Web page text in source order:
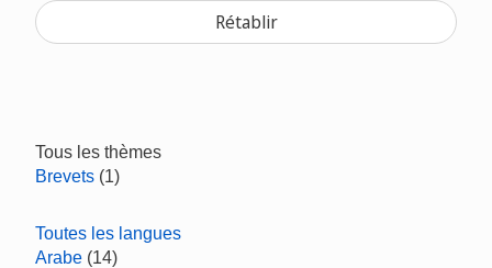
Rétablir
Tous les thèmes
Brevets (1)
Toutes les langues
Arabe (14)